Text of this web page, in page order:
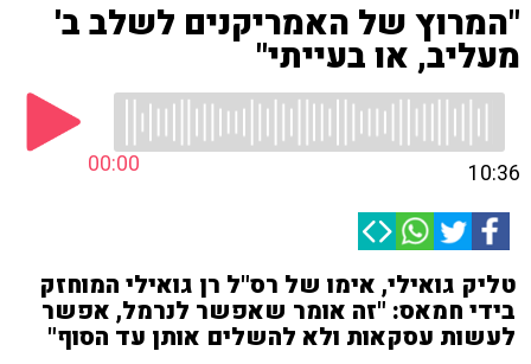
"המרוץ של האמריקנים לשלב ב'
מעליב, או בעייתי"
00:00 10:36
טליק גואילי, אימו של רס"ל רן גואילי המוחזק
בידי חמאס: "זה אומר שאפשר לנרמל, אפשר
לעשות עסקאות ולא להשלים אותן עד הסוף"